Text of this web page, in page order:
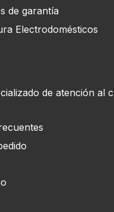
del temporizador
convección
de garantía
Electrodomésticos
de atención al